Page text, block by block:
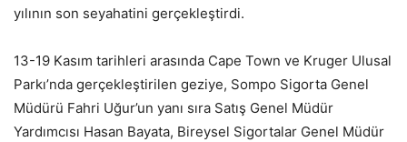
yılının son seyahatini gerçekleştirdi.
13-19 Kasım tarihleri arasında Cape Town ve Kruger Ulusal
Parkı’nda gerçekleştirilen geziye, Sompo Sigorta Genel
Müdürü Fahri Uğur’un yanı sıra Satış Genel Müdür
Yardımcısı Hasan Bayata, Bireysel Sigortalar Genel Müdür